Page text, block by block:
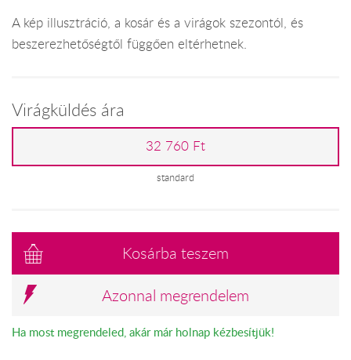
A kép illusztráció, a kosár és a virágok szezontól, és
beszerezhetőségtől függően eltérhetnek.
Virágküldés ára
32 760 Ft
standard
Kosárba teszem
Azonnal megrendelem
Ha most megrendeled, akár már holnap kézbesítjük!